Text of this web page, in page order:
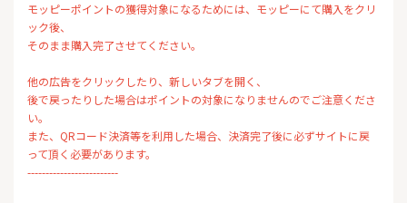
モッピーポイントの獲得対象になるためには、モッピーにて購入をクリ
ック後、
そのまま購入完了させてください。
他の広告をクリックしたり、新しいタブを開く、
後で戻ったりした場合はポイントの対象になりませんのでご注意くださ
い。
また、QRコード決済等を利用した場合、決済完了後に必ずサイトに戻
って頂く必要があります。
-------------------------